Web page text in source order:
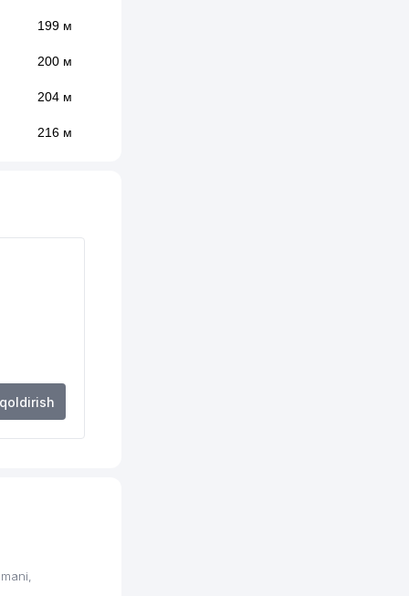
199 м
200 м
204 м
216 м
234 м
256 м
281 м